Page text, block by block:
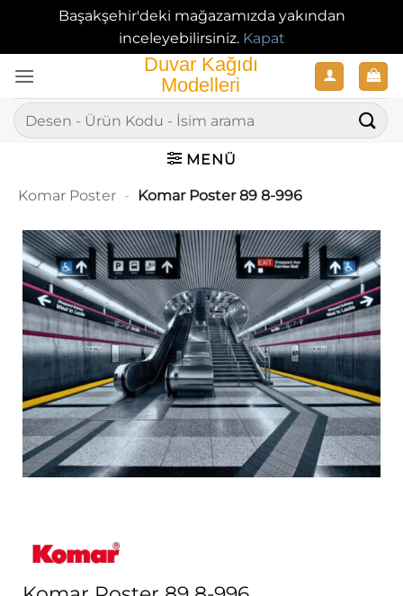
Başakşehir'deki mağazamızda yakından
inceleyebilirsiniz. Kapat
atla
Ara:
MENÜ
Komar Poster - Komar Poster 89 8-996